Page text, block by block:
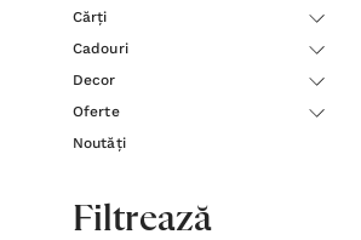
Cărți
Cadouri
Decor
Oferte
Noutăți
Filtrează